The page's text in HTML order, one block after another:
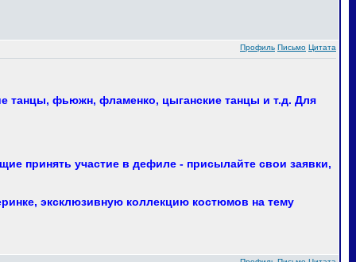
Профиль Письмо Цитата
танцы, фьюжн, фламенко, цыганские танцы и т.д. Для
принять участие в дефиле - присылайте свои заявки,
эксклюзивную коллекцию костюмов на тему